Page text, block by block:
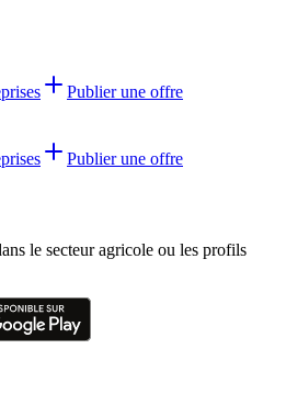
Publier une offre
Publier une offre
le secteur agricole ou les profils